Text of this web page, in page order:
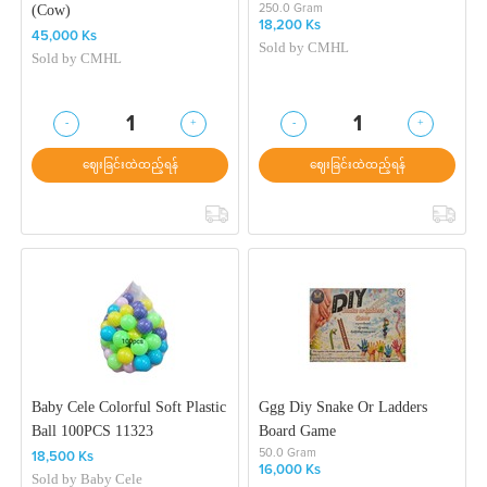
(Cow)
45,000 Ks
Sold byCMHL
- 1
+
ဈေးခြင်းထဲထည့်ရန်
250.0 Gram
18,200 Ks
Sold byCMHL
- 1
+
ဈေးခြင်းထဲထည့်ရန်
Baby Cele Colorful Soft Plastic
Ball 100PCS 11323
18,500 Ks
Sold byBaby Cele
Ggg Diy Snake Or Ladders
Board Game
50.0 Gram
16,000 Ks